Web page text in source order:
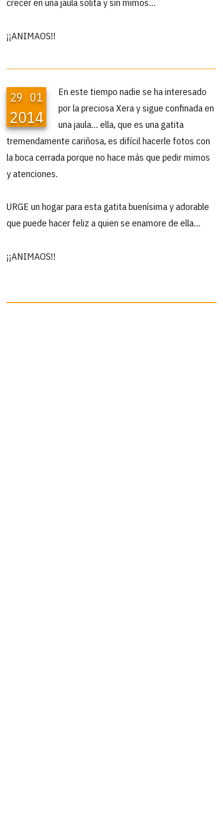
¡¡ANIMAOS!!
29 01
2014
En este tiempo nadie se ha interesado
por la preciosa Xera y sigue confinada en
una jaula… ella, que es una gatita
tremendamente cariñosa, es difícil hacerle fotos con
la boca cerrada porque no hace más que pedir mimos
y atenciones.
URGE un hogar para esta gatita buenísima y adorable
que puede hacer feliz a quien se enamore de ella…
¡¡ANIMAOS!!